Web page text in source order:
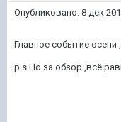
Опубликовано: 8 дек
Главное событие
p.s Но за обзор ,всё